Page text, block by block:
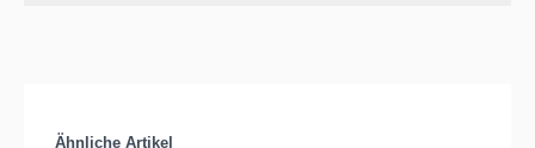
Produktgalerie überspringen
Ähnliche Artikel